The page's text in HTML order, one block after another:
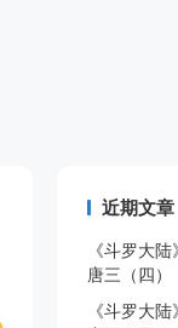
近期文章
《斗罗大
唐三（四）
《斗罗大